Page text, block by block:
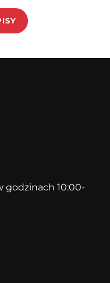
godzinach 10:00-